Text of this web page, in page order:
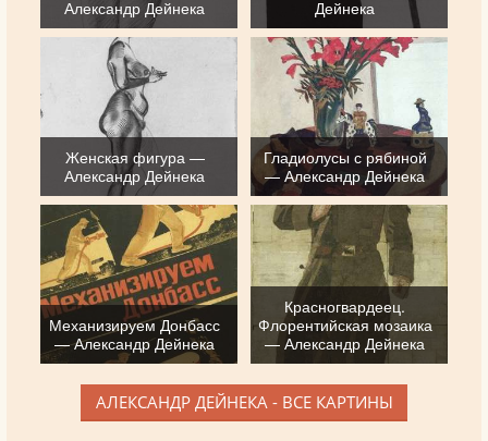
Александр Дейнека
Дейнека
Женская фигура —
Александр Дейнека
Гладиолусы с рябиной
— Александр Дейнека
Механизируем Донбасс
— Александр Дейнека
Красногвардеец.
Флорентийская мозаика
— Александр Дейнека
АЛЕКСАНДР ДЕЙНЕКА - ВСЕ КАРТИНЫ